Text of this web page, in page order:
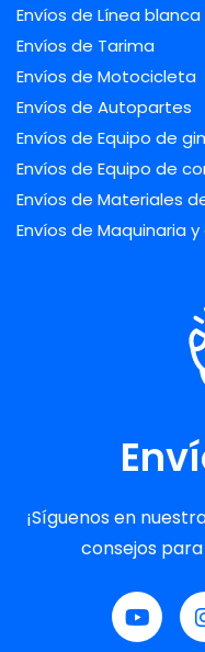
Envíos de Línea blanca
Envíos de Tarima
Envíos de Motocicleta
Envíos de Autopartes
Envíos de Equipo de
Envíos de Equipo de
Envíos de Materiales
Envíos de Maquinaria
¡Síguenos en
consejos